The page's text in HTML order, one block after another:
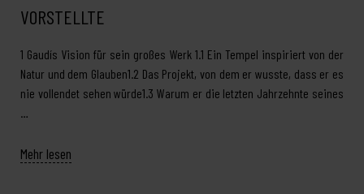
VORSTELLTE
1 Gaudís Vision für sein großes Werk 1.1 Ein Tempel inspiriert von der
Natur und dem Glauben1.2 Das Projekt, von dem er wusste, dass er es
nie vollendet sehen würde1.3 Warum er die letzten Jahrzehnte seines
Mehr lesen